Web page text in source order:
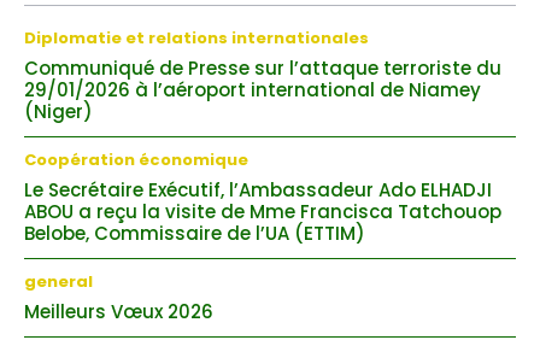
Diplomatie et relations internationales
Communiqué de Presse sur l’attaque terroriste du
29/01/2026 à l’aéroport international de Niamey
(Niger)
Coopération économique
Le Secrétaire Exécutif, l’Ambassadeur Ado ELHADJI
ABOU a reçu la visite de Mme Francisca Tatchouop
Belobe, Commissaire de l’UA (ETTIM)
general
Meilleurs Vœux 2026